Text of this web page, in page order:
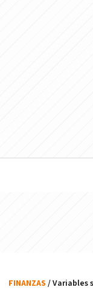
FINANZAS / Variables